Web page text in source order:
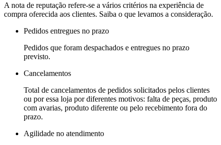
A nota de reputação refere-se a vários critérios na experiência de
compra oferecida aos clientes. Saiba o que levamos a consideração.
Pedidos entregues no prazo
Pedidos que foram despachados e entregues no prazo
previsto.
Cancelamentos
Total de cancelamentos de pedidos solicitados pelos clientes
ou por essa loja por diferentes motivos: falta de peças, produto
com avarias, produto diferente ou pelo recebimento fora do
prazo.
Agilidade no atendimento